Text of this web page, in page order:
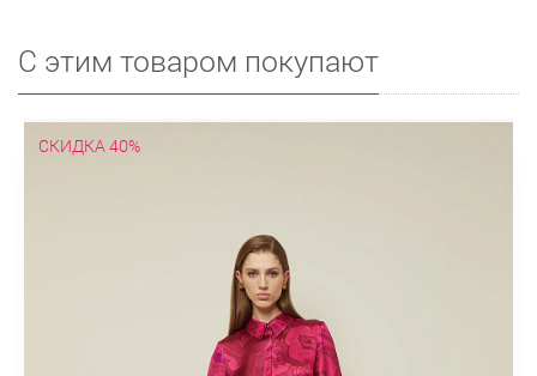
С этим товаром покупают
СКИДКА 40%